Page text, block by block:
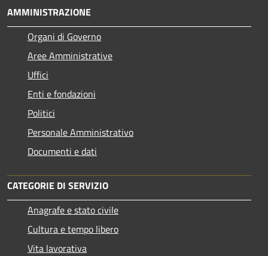
AMMINISTRAZIONE
Organi di Governo
Aree Amministrative
Uffici
Enti e fondazioni
Politici
Personale Amministrativo
Documenti e dati
CATEGORIE DI SERVIZIO
Anagrafe e stato civile
Cultura e tempo libero
Vita lavorativa